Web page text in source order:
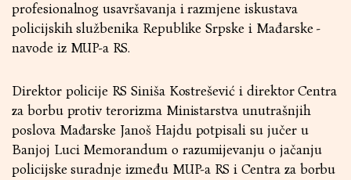
profesionalnog usavršavanja i razmjene iskustava
policijskih službenika Republike Srpske i Mađarske -
navode iz MUP-a RS.
Direktor policije RS Siniša Kostrešević i direktor Centra
za borbu protiv terorizma Ministarstva unutrašnjih
poslova Mađarske Janoš Hajdu potpisali su jučer u
Banjoj Luci Memorandum o razumijevanju o jačanju
policijske suradnje između MUP-a RS i Centra za borbu